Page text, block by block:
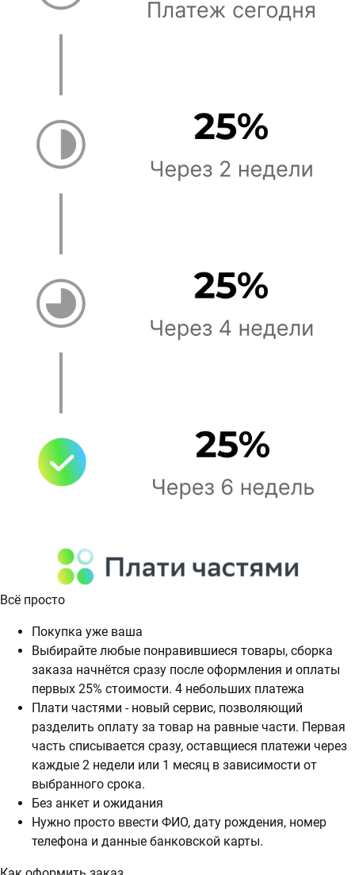
Всё просто
Покупка уже ваша
Выбирайте любые понравившиеся товары, сборка
заказа начнётся сразу после оформления и оплаты
первых 25% стоимости. 4 небольших платежа
Плати частями - новый сервис, позволяющий
разделить оплату за товар на равные части. Первая
часть списывается сразу, оставщиеся платежи через
каждые 2 недели или 1 месяц в зависимости от
выбранного срока.
Без анкет и ожидания
Нужно просто ввести ФИО, дату рождения, номер
телефона и данные банковской карты.